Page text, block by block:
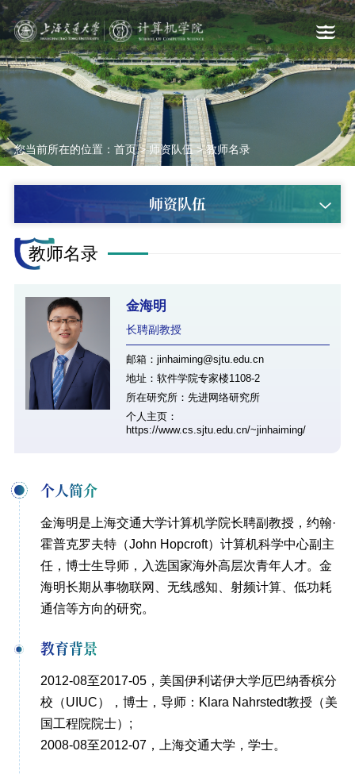
您当前所在的位置： 首页>师资队伍>教师名录
师资队伍
教师名录
金海明
长聘副教授
邮箱：jinhaiming@sjtu.edu.cn
地址：软件学院专家楼1108-2
所在研究所：先进网络研究所
个人主页：
https://www.cs.sjtu.edu.cn/~jinhaiming/
个人简介
金海明是上海交通大学计算机学院长聘副教授，约翰·
霍普克罗夫特（John Hopcroft）计算机科学中心副主
任，博士生导师，入选国家海外高层次青年人才。金
海明长期从事物联网、无线感知、射频计算、低功耗
通信等方向的研究。
教育背景
2012-08至2017-05，美国伊利诺伊大学厄巴纳香槟分
校（UIUC），博士，导师：Klara Nahrstedt教授（美
国工程院院士）;
2008-08至2012-07，上海交通大学，学士。